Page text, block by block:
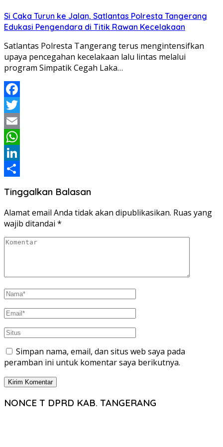
Si Caka Turun ke Jalan, Satlantas Polresta Tangerang
Edukasi Pengendara di Titik Rawan Kecelakaan
Satlantas Polresta Tangerang terus mengintensifkan
upaya pencegahan kecelakaan lalu lintas melalui
program Simpatik Cegah Laka…
Facebook
Twitter
Email
WhatsApp
LinkedIn
Tinggalkan Balasan
Alamat email Anda tidak akan dipublikasikan. Ruas yang
wajib ditandai *
Simpan nama, email, dan situs web saya pada
peramban ini untuk komentar saya berikutnya.
NONCE T DPRD KAB. TANGERANG